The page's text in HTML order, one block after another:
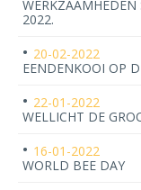
2022.
20-02-2022
EENDENKOOI OP
22-01-2022
WELLICHT DE
16-01-2022
WORLD BEE DAY